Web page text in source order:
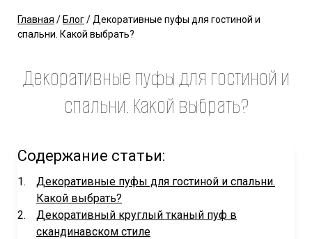
Главная / Блог/Декоративные пуфы для гостиной и
спальни. Какой выбрать?
Декоративные пуфы для гостиной и
спальни. Какой выбрать?
Содержание статьи:
Декоративные пуфы для гостиной и спальни.
Какой выбрать?
Декоративный круглый тканый пуф в
скандинавском стиле